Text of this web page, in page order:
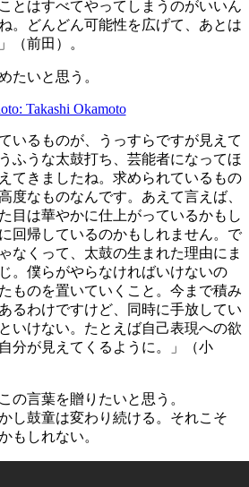
とはすべてやってしまうのがいいん
。どんどん可能性を広げて、あとは
（前田）。
たいと思う。
いるものが、うっすらですが見えて
ふうな太鼓打ち、芸能者になってほ
てきましたね。求められているもの
度なものなんです。あえて言えば、
目は華やかに仕上がっているかもし
回帰しているのかもしれません。で
なくって、太鼓の生まれた理由にま
。僕らがやらなければいけないの
ものを置いていくこと。今まで積み
るわけですけど、同時に手放してい
いけない。たとえば自己表現への欲
分が見えてくるように。」（小
の言葉を贈りたいと思う。
し鼓童は変わり続ける。それこそ
もしれない。